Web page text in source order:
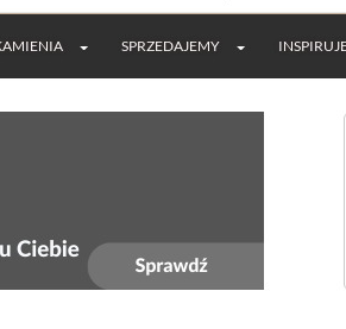
SPRZEDAJEMY